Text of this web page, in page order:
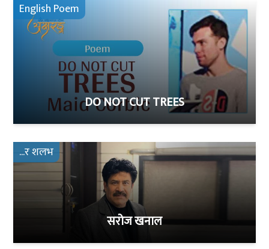
English Poem
DO NOT CUT TREES
...र शलभ
सरोज खनाल